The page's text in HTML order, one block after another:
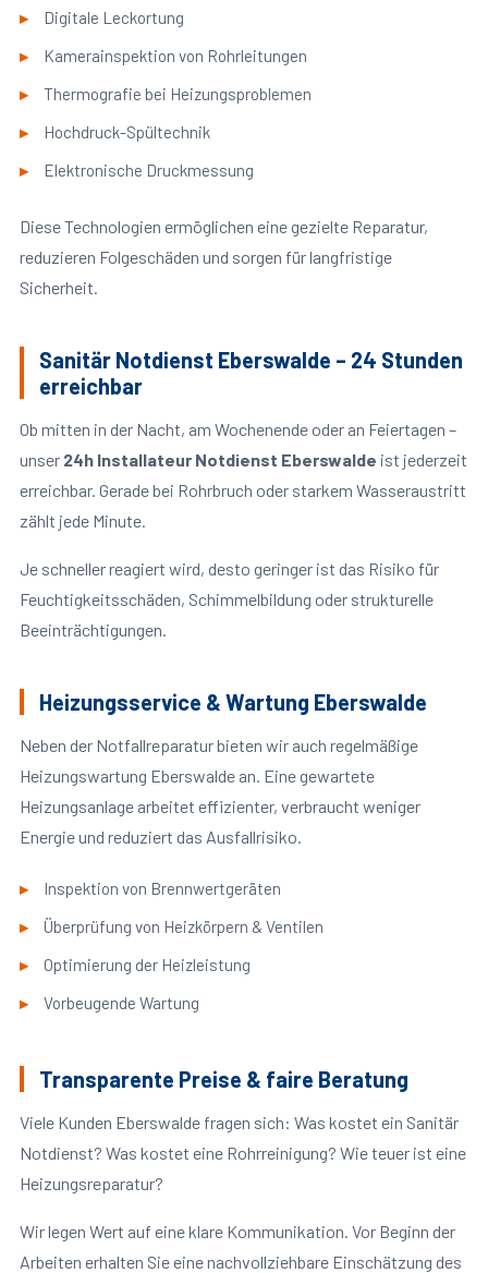
Digitale Leckortung
Kamerainspektion von Rohrleitungen
Thermografie bei Heizungsproblemen
Hochdruck-Spültechnik
Elektronische Druckmessung
Diese Technologien ermöglichen eine gezielte Reparatur,
reduzieren Folgeschäden und sorgen für langfristige
Sicherheit.
Sanitär Notdienst Eberswalde – 24 Stunden
erreichbar
Ob mitten in der Nacht, am Wochenende oder an Feiertagen –
unser 24h Installateur Notdienst Eberswalde ist jederzeit
erreichbar. Gerade bei Rohrbruch oder starkem Wasseraustritt
zählt jede Minute.
Je schneller reagiert wird, desto geringer ist das Risiko für
Feuchtigkeitsschäden, Schimmelbildung oder strukturelle
Beeinträchtigungen.
Heizungsservice & Wartung Eberswalde
Neben der Notfallreparatur bieten wir auch regelmäßige
Heizungswartung Eberswalde an. Eine gewartete
Heizungsanlage arbeitet effizienter, verbraucht weniger
Energie und reduziert das Ausfallrisiko.
Inspektion von Brennwertgeräten
Überprüfung von Heizkörpern & Ventilen
Optimierung der Heizleistung
Vorbeugende Wartung
Transparente Preise & faire Beratung
Viele Kunden Eberswalde fragen sich: Was kostet ein Sanitär
Notdienst? Was kostet eine Rohrreinigung? Wie teuer ist eine
Heizungsreparatur?
Wir legen Wert auf eine klare Kommunikation. Vor Beginn der
Arbeiten erhalten Sie eine nachvollziehbare Einschätzung des